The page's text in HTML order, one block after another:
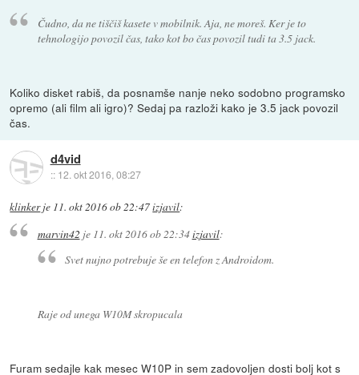
Čudno, da ne tiščiš kasete v mobilnik. Aja, ne moreš. Ker je to
tehnologijo povozil čas, tako kot bo čas povozil tudi ta 3.5 jack.
Koliko disket rabiš, da posnamše nanje neko sodobno programsko
opremo (ali film ali igro)? Sedaj pa razloži kako je 3.5 jack povozil
čas.
d4vid
:: 12. okt 2016, 08:27
klinkerje 11. okt 2016 ob 22:47izjavil:
marvin42je 11. okt 2016 ob 22:34izjavil:
Svet nujno potrebuje še en telefon z Androidom.
Raje od unega W10M skropucala
Furam sedajle kak mesec W10P in sem zadovoljen dosti bolj kot s